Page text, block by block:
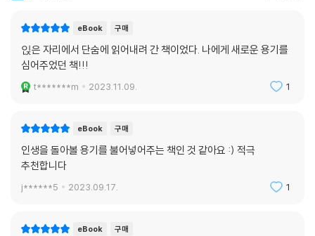
eBook 구매
읹은 자리에서 단숨에 읽어내려 간 책이었다. 나에게 새로운 용기를
심어주었던 책!!!
t*******m 2023.11.09. 1
eBook 구매
인생을 돌아볼 용기를 불어넣어주는 책인 것 같아요 :) 적극
추천합니다
j******5 2023.09.17. 1
eBook 구매